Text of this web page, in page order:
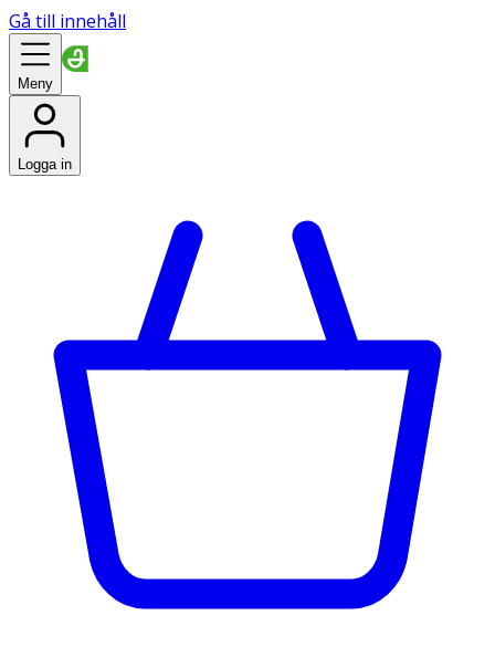
Gå till innehåll
Meny
Logga in